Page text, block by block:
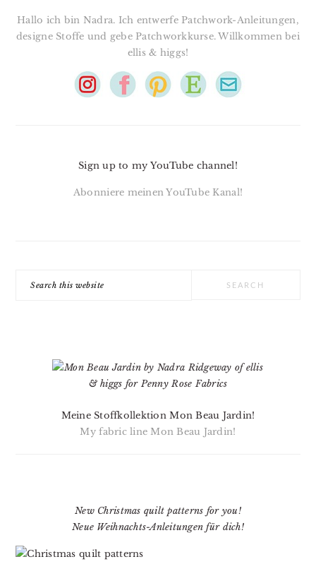
Hallo ich bin Nadra. Ich entwerfe Patchwork-Anleitungen,
designe Stoffe und gebe Patchworkkurse. Willkommen bei
ellis & higgs!
Sign up to my YouTube channel!
Abonniere meinen YouTube Kanal!
Meine Stoffkollektion Mon Beau Jardin!
My fabric line Mon Beau Jardin!
New Christmas quilt patterns for you!
Neue Weihnachts-Anleitungen für dich!